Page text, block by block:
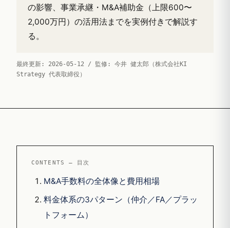
の影響、事業承継・M&A補助金（上限600〜
2,000万円）の活用法までを実例付きで解説す
る。
最終更新: 2026-05-12 / 監修: 今井 健太郎（株式会社KI
Strategy 代表取締役）
CONTENTS — 目次
M&A手数料の全体像と費用相場
料金体系の3パターン（仲介／FA／プラッ
トフォーム）